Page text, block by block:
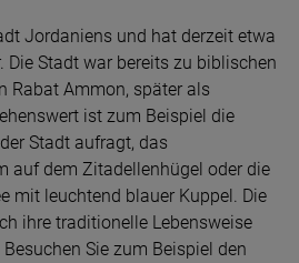
Jordaniens und hat derzeit etwa
Die Stadt war bereits zu biblischen
Rabat Ammon, später als
ist zum Beispiel die
Stadt aufragt, das
auf dem Zitadellenhügel oder die
mit leuchtend blauer Kuppel. Die
ihre traditionelle Lebensweise
Sie zum Beispiel den